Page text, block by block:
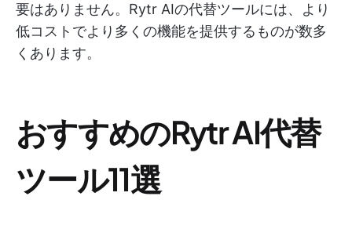
要はありません。Rytr AIの代替ツールには、より
低コストでより多くの機能を提供するものが数多
くあります。
おすすめのRytr AI代替
ツール11選